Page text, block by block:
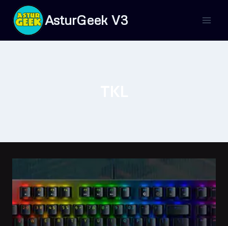
Saltar
contenido
AsturGeek V3